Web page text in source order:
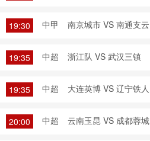
19:30 中甲 南京城市 VS 南通支云
19:35 中超 浙江队 VS 武汉三镇
19:35 中超 大连英博 VS 辽宁铁人
20:00 中超 云南玉昆 VS 成都蓉城